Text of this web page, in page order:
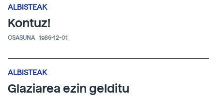
ALBISTEAK
Kontuz!
OSASUNA 1986-12-01
ALBISTEAK
Glaziarea ezin gelditu